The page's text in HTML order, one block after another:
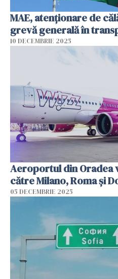
MAE, atenţionare de
grevă generală în
10 DECEMBRIE 2025
Aeroportul din Oradea
către Milano, Roma şi
05 DECEMBRIE 2025